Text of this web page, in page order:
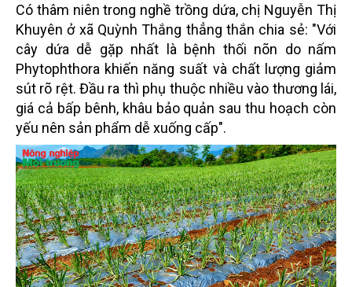
Có thâm niên trong nghề trồng dứa, chị Nguyễn Thị
Khuyên ở xã Quỳnh Thắng thẳng thắn chia sẻ: "Với
cây dứa dễ gặp nhất là bệnh thối nõn do nấm
Phytophthora khiến năng suất và chất lượng giảm
sút rõ rệt. Đầu ra thì phụ thuộc nhiều vào thương lái,
giá cả bấp bênh, khâu bảo quản sau thu hoạch còn
yếu nên sản phẩm dễ xuống cấp".